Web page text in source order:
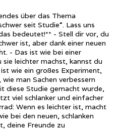
über das Thema
seit Studie“. Lass uns
bedeutet!** - Stell dir vor, du
ist, aber dank einer neuen
- Das ist wie bei einer
sie leichter machst, kannst du
wie ein großes Experiment,
man Sachen verbessern
diese Studie gemacht wurde,
viel schlanker und einfacher
Wenn es leichter ist, macht
bei den neuen, schlanken
deine Freunde zu